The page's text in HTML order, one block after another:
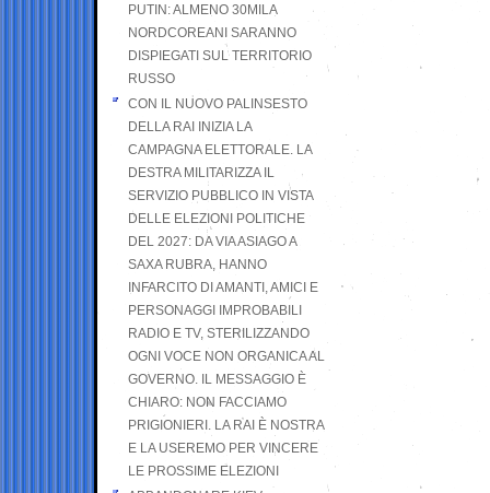
PUTIN: ALMENO 30MILA
NORDCOREANI SARANNO
DISPIEGATI SUL TERRITORIO
RUSSO
CON IL NUOVO PALINSESTO
DELLA RAI INIZIA LA
CAMPAGNA ELETTORALE. LA
DESTRA MILITARIZZA IL
SERVIZIO PUBBLICO IN VISTA
DELLE ELEZIONI POLITICHE
DEL 2027: DA VIA ASIAGO A
SAXA RUBRA, HANNO
INFARCITO DI AMANTI, AMICI E
PERSONAGGI IMPROBABILI
RADIO E TV, STERILIZZANDO
OGNI VOCE NON ORGANICA AL
GOVERNO. IL MESSAGGIO È
CHIARO: NON FACCIAMO
PRIGIONIERI. LA RAI È NOSTRA
E LA USEREMO PER VINCERE
LE PROSSIME ELEZIONI